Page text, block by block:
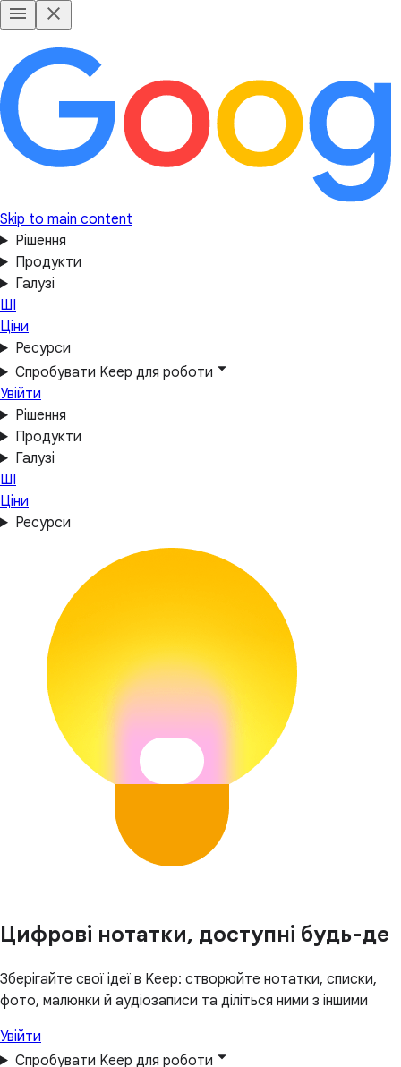
Skip to main content
Рішення
Продукти
Галузі
ШІ
Ціни
Ресурси
Спробувати Keep для роботи
Увійти
Рішення
Продукти
Галузі
ШІ
Ціни
Ресурси
Цифрові нотатки, доступні будь-де
Зберігайте свої ідеї в Keep: створюйте нотатки, списки,
фото, малюнки й аудіозаписи та діліться ними з іншими
Увійти
Спробувати Keep для роботи